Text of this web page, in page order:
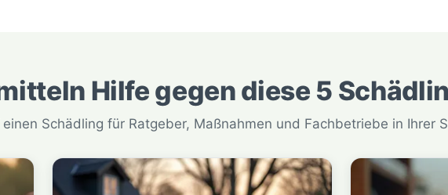
Hilfe gegen diese 5
einen Schädling für Ratgeber, Maßnahmen und Fachbetriebe in Ihrer